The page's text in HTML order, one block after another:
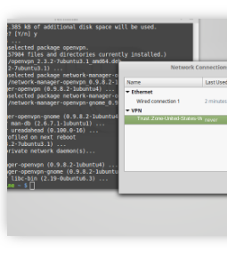
Trust.Zone-United-States-Washington